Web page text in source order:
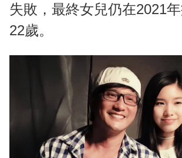
失敗，最終女兒仍在2021
22歲。